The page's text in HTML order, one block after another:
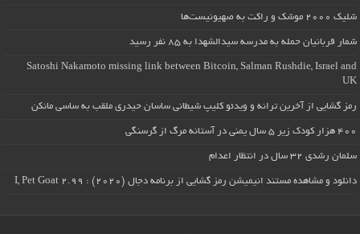
شلیک ۲۰۰۰ موشک و راکت به صهیونیست‌ها
شمار قربانیان حمله به مدرسه سیدالشهدا به ۸۵ نفر رسید
Satoshi Nakamoto missing link between Bitcoin, Salman Rushdie, Israel and
UK
رمز گشایی از آخرین ترانه و ویدئو کلیپ شیطانی ساسان حیدری ملقب به ساسی مانکن
۴۰۰ هزار کودک زیر ۵ سال یمنی در آستانه مرگ از گرسنگی
سلمان رشدی ۳۲ سال در انتظار اعدام
دانلود و مشاهده مستند انیمیشن رمز گشایی از برنامه دجال (۲۰۲۰) : I, Pet Goat 2.99